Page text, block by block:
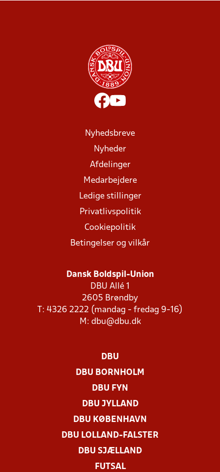
Nyhedsbreve
Nyheder
Afdelinger
Medarbejdere
Ledige stillinger
Privatlivspolitik
Cookiepolitik
Betingelser og vilkår
Dansk Boldspil-Union
DBU Allé 1
2605 Brøndby
T: 4326 2222 (mandag - fredag 9-16)
M: dbu@dbu.dk
DBU
DBU BORNHOLM
DBU FYN
DBU JYLLAND
DBU KØBENHAVN
DBU LOLLAND-FALSTER
DBU SJÆLLAND
FUTSAL